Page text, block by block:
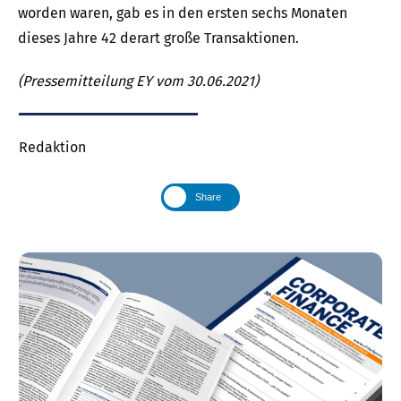
worden waren, gab es in den ersten sechs Monaten
dieses Jahre 42 derart große Transaktionen.
(Pressemitteilung EY vom 30.06.2021)
Redaktion
Share